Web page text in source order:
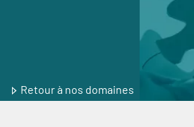
Retour à nos domaines